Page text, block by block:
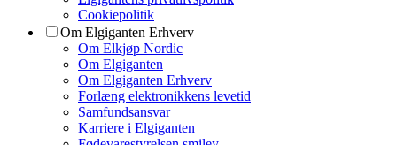
Cookiepolitik
Om Elgiganten Erhverv
Om Elkjøp Nordic
Om Elgiganten
Om Elgiganten Erhverv
Forlæng elektronikkens levetid
Samfundsansvar
Karriere i Elgiganten